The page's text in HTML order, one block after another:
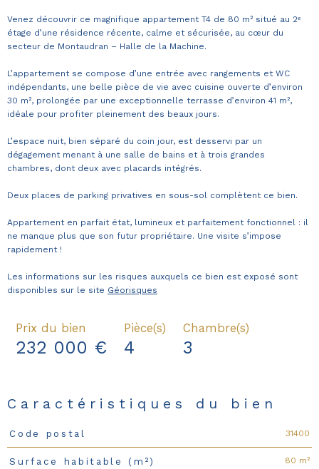
Venez découvrir ce magnifique appartement T4 de 80 m² situé au 2ᵉ
étage d’une résidence récente, calme et sécurisée, au cœur du
secteur de Montaudran – Halle de la Machine.
L’appartement se compose d’une entrée avec rangements et WC
indépendants, une belle pièce de vie avec cuisine ouverte d’environ
30 m², prolongée par une exceptionnelle terrasse d’environ 41 m²,
idéale pour profiter pleinement des beaux jours.
L’espace nuit, bien séparé du coin jour, est desservi par un
dégagement menant à une salle de bains et à trois grandes
chambres, dont deux avec placards intégrés.
Deux places de parking privatives en sous-sol complètent ce bien.
Appartement en parfait état, lumineux et parfaitement fonctionnel : il
ne manque plus que son futur propriétaire. Une visite s’impose
rapidement !
Les informations sur les risques auxquels ce bien est exposé sont
disponibles sur le site Géorisques
Prix du bien
232 000 €
Pièce(s)
4
Chambre(s)
3
Caractéristiques du bien
Caractéristiques
Code postal 31400
Surface habitable (m²) 80 m²